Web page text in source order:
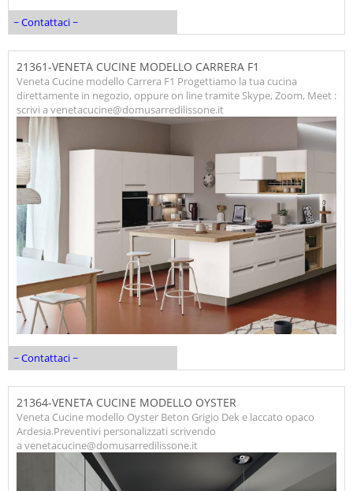
~ Contattaci ~
21361-VENETA CUCINE MODELLO CARRERA F1
Veneta Cucine modello Carrera F1 Progettiamo la tua cucina
direttamente in negozio, oppure on line tramite Skype, Zoom, Meet :
scrivi a venetacucine@domusarredilissone.it
~ Contattaci ~
21364-VENETA CUCINE MODELLO OYSTER
Veneta Cucine modello Oyster Beton Grigio Dek e laccato opaco
Ardesia.Preventivi personalizzati scrivendo
a venetacucine@domusarredilissone.it